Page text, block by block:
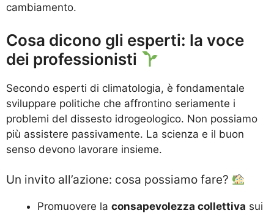
cambiamento.
Cosa dicono gli esperti: la voce
dei professionisti
Secondo esperti di climatologia, è fondamentale
sviluppare politiche che affrontino seriamente i
problemi del dissesto idrogeologico. Non possiamo
più assistere passivamente. La scienza e il buon
senso devono lavorare insieme.
Un invito all’azione: cosa possiamo fare?
Promuovere la consapevolezza collettiva sui